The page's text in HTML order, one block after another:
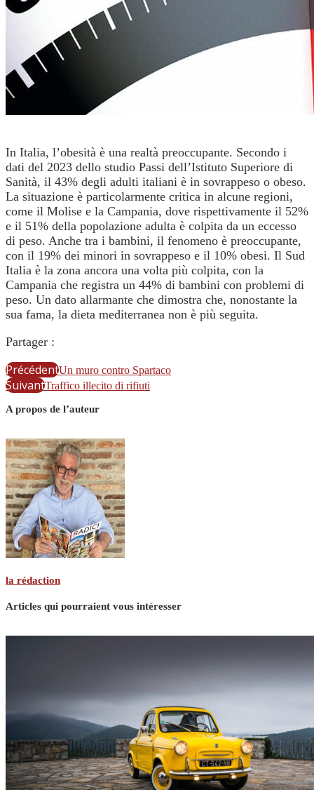
In Italia, l’obesità è una realtà preoccupante. Secondo i
dati del 2023 dello studio Passi dell’Istituto Superiore di
Sanità, il 43% degli adulti italiani è in sovrappeso o obeso.
La situazione è particolarmente critica in alcune regioni,
come il Molise e la Campania, dove rispettivamente il 52%
e il 51% della popolazione adulta è colpita da un eccesso
di peso. Anche tra i bambini, il fenomeno è preoccupante,
con il 19% dei minori in sovrappeso e il 10% obesi. Il Sud
Italia è la zona ancora una volta più colpita, con la
Campania che registra un 44% di bambini con problemi di
peso. Un dato allarmante che dimostra che, nonostante la
sua fama, la dieta mediterranea non è più seguita.
Partager :
PrécédentUn muro contro Spartaco
SuivantTraffico illecito di rifiuti
A propos de l’auteur
la rédaction
Articles qui pourraient vous intéresser